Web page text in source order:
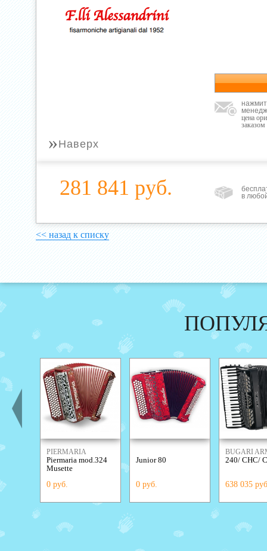
цена
заказом
» Наверх
281 841 руб.
в
<< назад к списку
PIERMARIA
Piermaria mod.324
Musette
0 руб.
Junior 80
0 руб.
BUGARI
240/ CHC/ C
638 035